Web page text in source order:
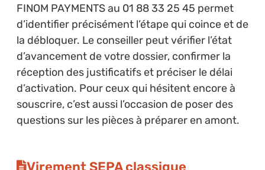
FINOM PAYMENTS au 01 88 33 25 45 permet
d’identifier précisément l’étape qui coince et de
la débloquer. Le conseiller peut vérifier l’état
d’avancement de votre dossier, confirmer la
réception des justificatifs et préciser le délai
d’activation. Pour ceux qui hésitent encore à
souscrire, c’est aussi l’occasion de poser des
questions sur les pièces à préparer en amont.